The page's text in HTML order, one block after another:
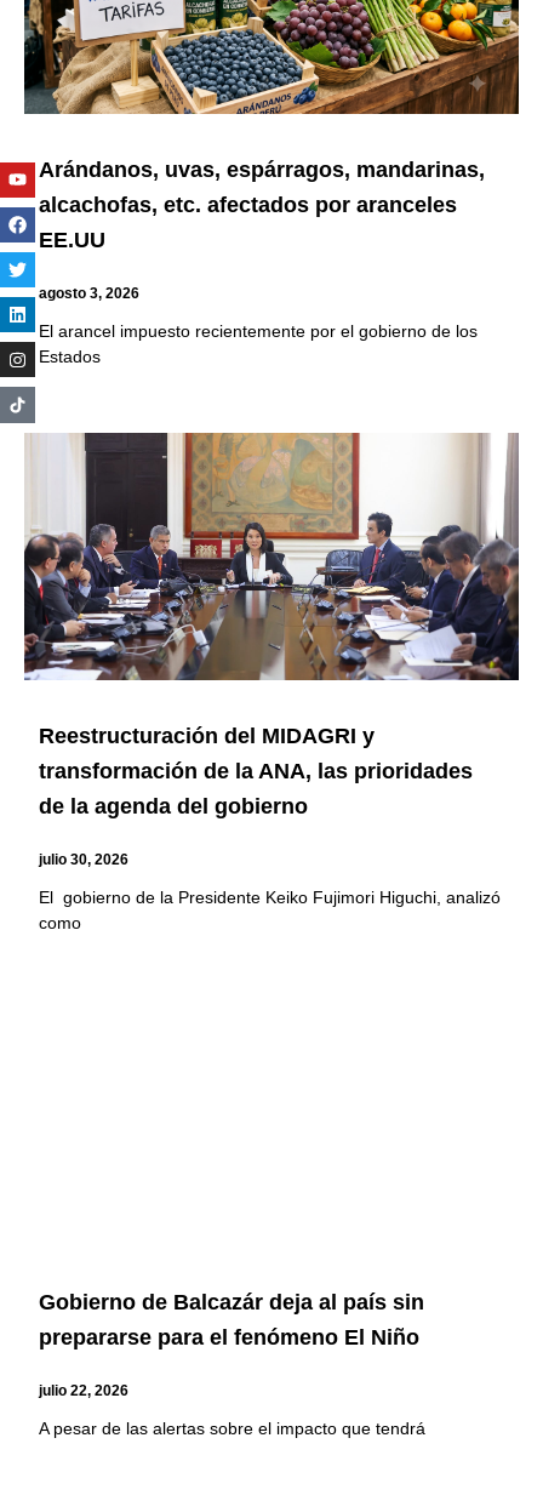
Arándanos, uvas, espárragos, mandarinas,
alcachofas, etc. afectados por aranceles
EE.UU
agosto 3, 2026
El arancel impuesto recientemente por el gobierno de los
Estados
Reestructuración del MIDAGRI y
transformación de la ANA, las prioridades
de la agenda del gobierno
julio 30, 2026
El gobierno de la Presidente Keiko Fujimori Higuchi, analizó
como
Gobierno de Balcazár deja al país sin
prepararse para el fenómeno El Niño
julio 22, 2026
A pesar de las alertas sobre el impacto que tendrá
Youtube
Facebook
Twitter
Linkedin
Instagram